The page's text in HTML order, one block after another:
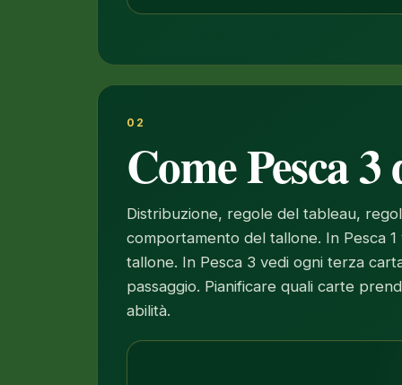
02
Come Pesca
Distribuzione, regole del tableau,
comportamento del tallone. In Pesca
tallone. In Pesca 3 vedi ogni terza
passaggio. Pianificare quali carte
abilità.